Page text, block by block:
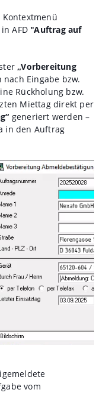
AFD "Auftrag auf
„Vorbereitung
Eingabe bzw.
Rückholung bzw.
Miettag direkt per
generiert werden –
in den Auftrag
vom